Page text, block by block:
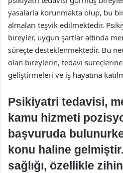
yasalarla korunmakta olup, bu
almaları teşvik edilmektedir.
bireyler, uygun şartlar altında
süreçte desteklenmektedir. Bu
olan bireylerin, tedavi
geliştirmeleri ve iş hayatına
Psikiyatri tedavisi,
kamu hizmeti
başvuruda
konu haline
sağlığı, özellikle